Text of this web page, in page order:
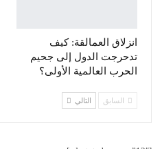
انزلاق العمالقة: كيف
تدحرجت الدول إلى جحيم
الحرب العالمية الأولى؟
السابق التالي